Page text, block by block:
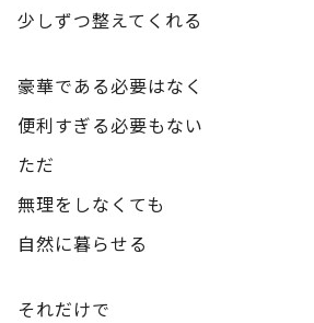
少しずつ整えてくれる
豪華である必要はなく
便利すぎる必要もない
ただ
無理をしなくても
自然に暮らせる
それだけで